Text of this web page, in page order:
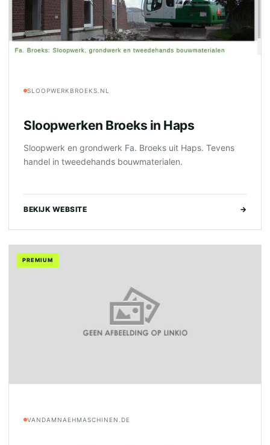
SLOOPWERKBROEKS.NL
Sloopwerken Broeks in Haps
Sloopwerk en grondwerk Fa. Broeks uit Haps. Tevens
handel in tweedehands bouwmaterialen.
BEKIJK WEBSITE →
PREMIUM
VANDAMNAEHMASCHINEN.DE